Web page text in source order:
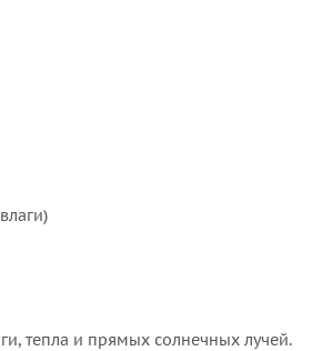
тепла и прямых солнечных лучей.